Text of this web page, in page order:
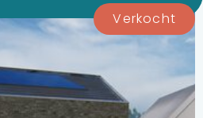
Verkocht